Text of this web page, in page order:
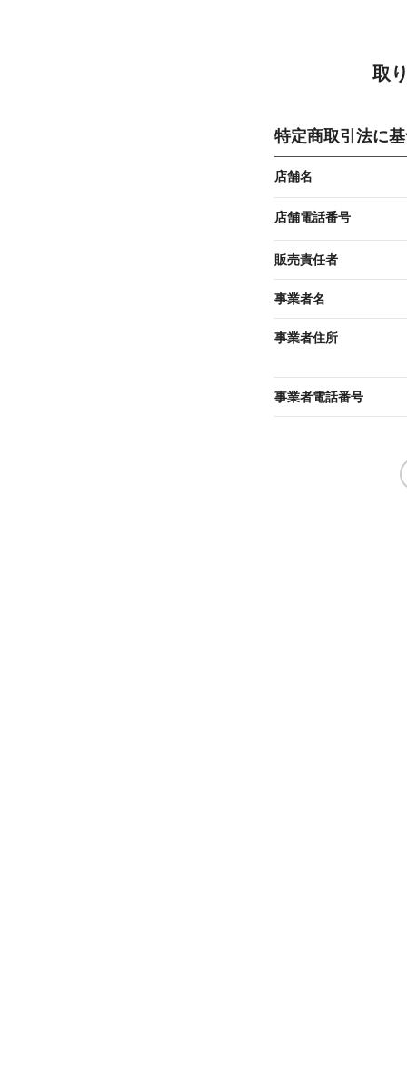
取
特定商取引法に
店舗名
店舗電話番号
販売責任者
事業者名
事業者住所
事業者電話番号